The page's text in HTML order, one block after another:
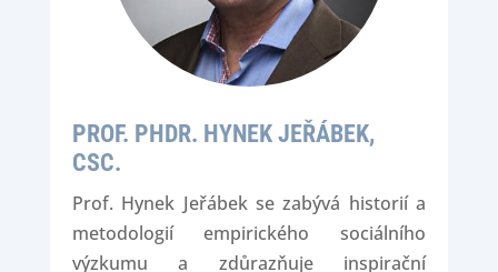
PROF. PHDR. HYNEK JEŘÁBEK,
CSC.
Prof. Hynek Jeřábek se zabývá historií a
metodologií empirického sociálního
výzkumu a zdůrazňuje inspirační